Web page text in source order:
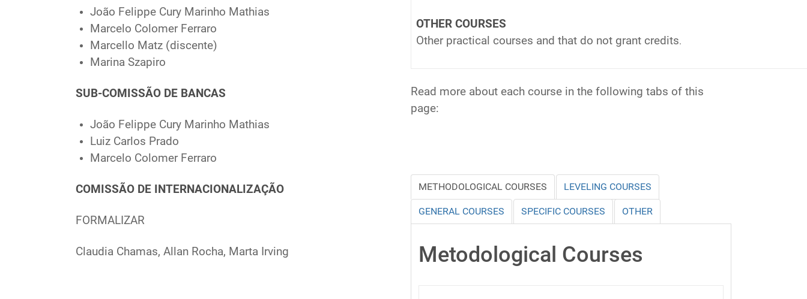
João Felippe Cury Marinho Mathias
Marcelo Colomer Ferraro
Marcello Matz (discente)
Marina Szapiro
SUB-COMISSÃO DE BANCAS
João Felippe Cury Marinho Mathias
Luiz Carlos Prado
Marcelo Colomer Ferraro
COMISSÃO DE INTERNACIONALIZAÇÃO
FORMALIZAR
Claudia Chamas, Allan Rocha, Marta Irving
OTHER COURSES
Other practical courses and that do not grant credits.
Read more about each course in the following tabs of this
page:
METHODOLOGICAL COURSES LEVELING COURSES
GENERAL COURSES SPECIFIC COURSES OTHER
Metodological Courses